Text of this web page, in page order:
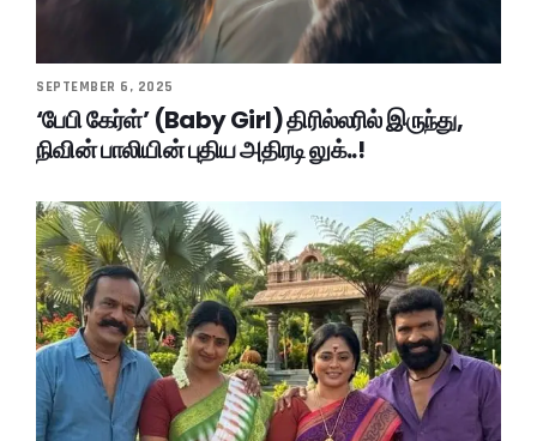
SEPTEMBER 6, 2025
‘பேபி கேர்ள்’ (Baby Girl) திரில்லரில் இருந்து,
நிவின் பாலியின் புதிய அதிரடி லுக்..!